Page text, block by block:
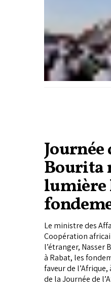
Journée
Bourita
lumière
Vision
faveur
Le ministre des
Coopération
l’étranger, Nasser
à Rabat, les
faveur de
de la Journée de